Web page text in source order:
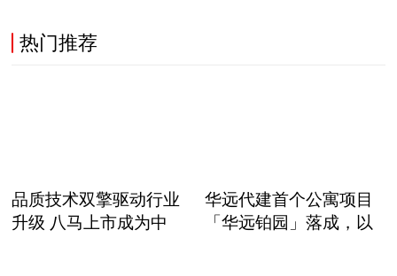
热门推荐
品质技术双擎驱动行业
升级 八马上市成为中
华远代建首个公寓项目
「华远铂园」落成，以